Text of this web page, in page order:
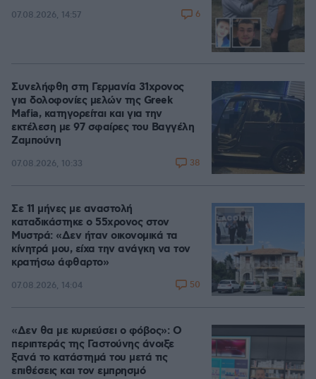
07.08.2026, 14:57 6
Συνελήφθη στη Γερμανία 31χρονος
για δολοφονίες μελών της Greek
Mafia, κατηγορείται και για την
εκτέλεση με 97 σφαίρες του Βαγγέλη
Ζαμπούνη
07.08.2026, 10:33 38
Σε 11 μήνες με αναστολή
καταδικάστηκε ο 55χρονος στον
Μυστρά: «Δεν ήταν οικονομικά τα
κίνητρά μου, είχα την ανάγκη να τον
κρατήσω άφθαρτο»
07.08.2026, 14:04 50
«Δεν θα με κυριεύσει ο φόβος»: Ο
περιπτεράς της Γαστούνης άνοιξε
ξανά το κατάστημά του μετά τις
επιθέσεις και τον εμπρησμό